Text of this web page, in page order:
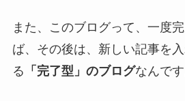
また、このブログって、一度
ば、その後は、新しい記事を
る 「完了型」のブログなんです